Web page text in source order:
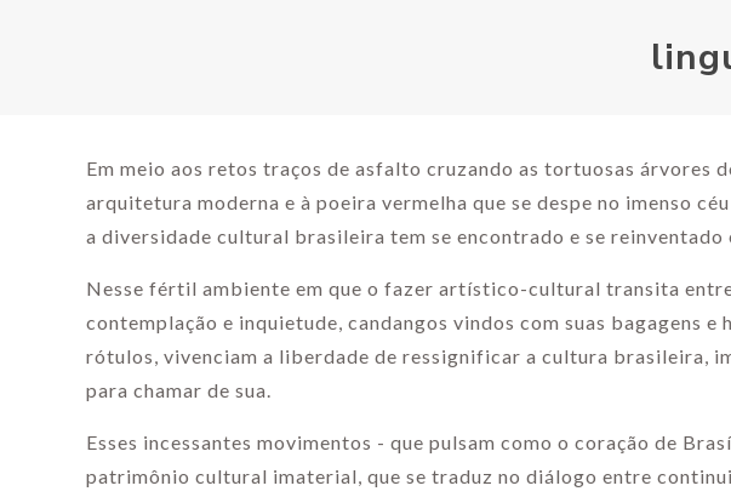
Em meio aos retos traços de asfalto cruzando as tortuosas árvores
arquitetura moderna e à poeira vermelha que se despe no imenso
a diversidade cultural brasileira tem se encontrado e se reinventado
Nesse fértil ambiente em que o fazer artístico-cultural transita
contemplação e inquietude, candangos vindos com suas bagagens
rótulos, vivenciam a liberdade de ressignificar a cultura brasileira,
para chamar de sua.
Esses incessantes movimentos - que pulsam como o coração de
patrimônio cultural imaterial, que se traduz no diálogo entre